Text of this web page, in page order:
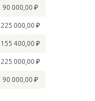
90 000,00 ₽
225 000,00 ₽
155 400,00 ₽
225 000,00 ₽
90 000,00 ₽